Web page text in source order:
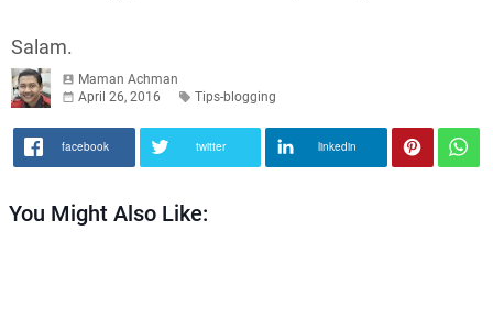
Salam.
Maman Achman
April 26, 2016
Tips-blogging
facebook twitter linkedin
You Might Also Like: